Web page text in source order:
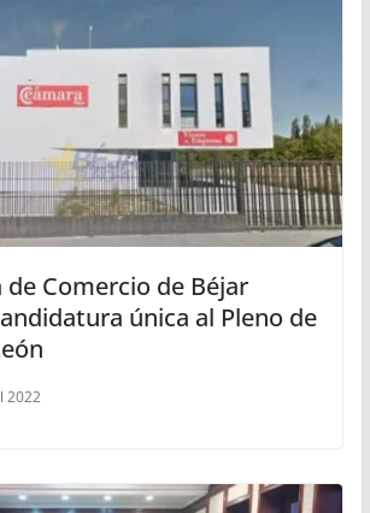
de Comercio de Béjar
única al Pleno de
2022